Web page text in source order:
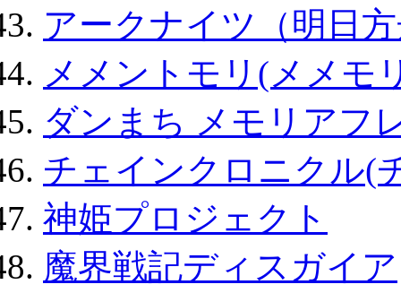
アークナイツ（明日
メメントモリ(メメモ
ダンまち メモリアフ
チェインクロニクル(
神姫プロジェクト
魔界戦記ディスガイア